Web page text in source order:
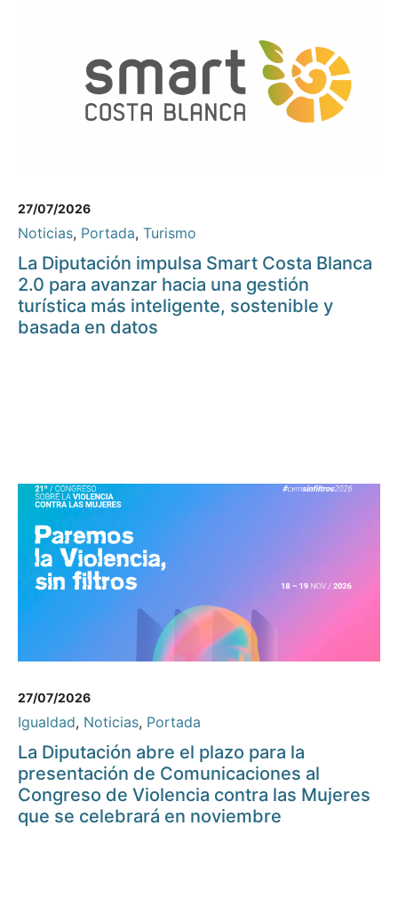
27/07/2026
Noticias, Portada, Turismo
La Diputación impulsa Smart Costa Blanca
2.0 para avanzar hacia una gestión
turística más inteligente, sostenible y
basada en datos
27/07/2026
Igualdad, Noticias, Portada
La Diputación abre el plazo para la
presentación de Comunicaciones al
Congreso de Violencia contra las Mujeres
que se celebrará en noviembre